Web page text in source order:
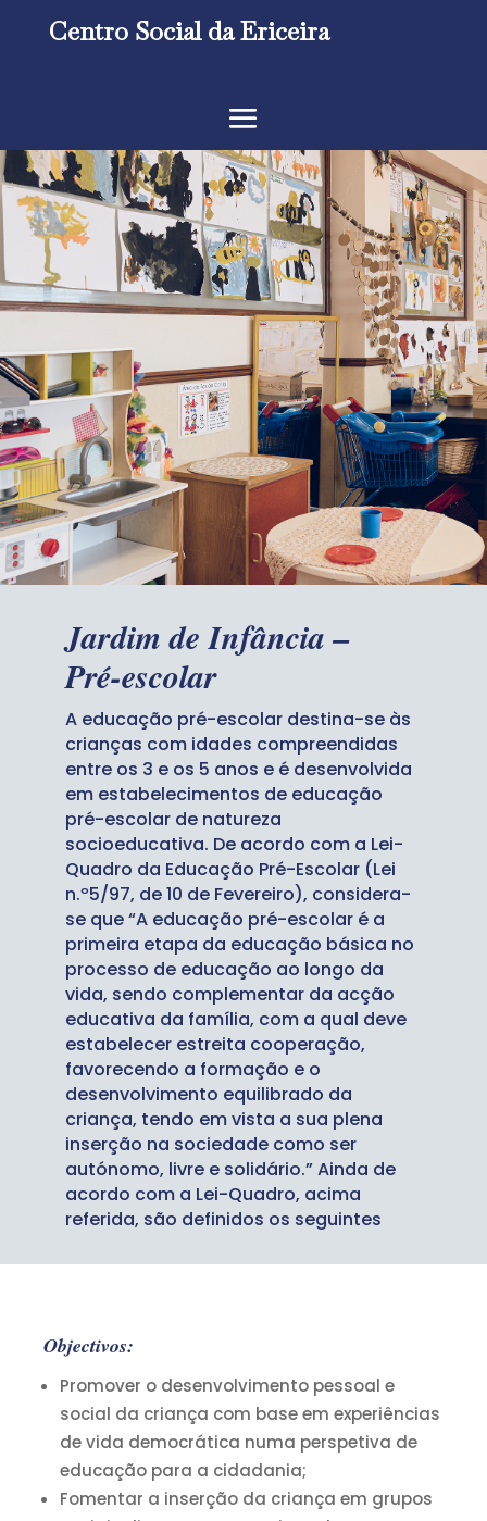
Centro Social da Ericeira
Jardim de Infância –
Pré-escolar
A educação pré-escolar destina-se às
crianças com idades compreendidas
entre os 3 e os 5 anos e é desenvolvida
em estabelecimentos de educação
pré-escolar de natureza
socioeducativa. De acordo com a Lei-
Quadro da Educação Pré-Escolar (Lei
n.º5/97, de 10 de Fevereiro), considera-
se que “A educação pré-escolar é a
primeira etapa da educação básica no
processo de educação ao longo da
vida, sendo complementar da acção
educativa da família, com a qual deve
estabelecer estreita cooperação,
favorecendo a formação e o
desenvolvimento equilibrado da
criança, tendo em vista a sua plena
inserção na sociedade como ser
autónomo, livre e solidário.” Ainda de
acordo com a Lei-Quadro, acima
referida, são definidos os seguintes
Objectivos:
Promover o desenvolvimento pessoal e
social da criança com base em experiências
de vida democrática numa perspetiva de
educação para a cidadania;
Fomentar a inserção da criança em grupos